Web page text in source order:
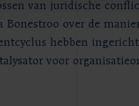
van juridische
Bonestroo over de
hebben
voor